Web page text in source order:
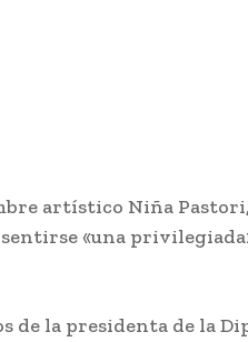
artístico Niña
«una
la presidenta de la